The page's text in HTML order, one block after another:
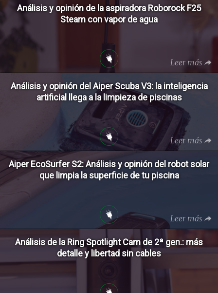
Análisis y opinión de la aspiradora Roborock F25
Steam con vapor de agua
Leer más
Análisis y opinión del Aiper Scuba V3: la inteligencia
artificial llega a la limpieza de piscinas
Leer más
Aiper EcoSurfer S2: Análisis y opinión del robot solar
que limpia la superficie de tu piscina
Leer más
Análisis de la Ring Spotlight Cam de 2ª gen.: más
detalle y libertad sin cables